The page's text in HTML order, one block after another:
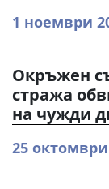
1 ноември
Окръжен
стража
на чужди
25 октомври